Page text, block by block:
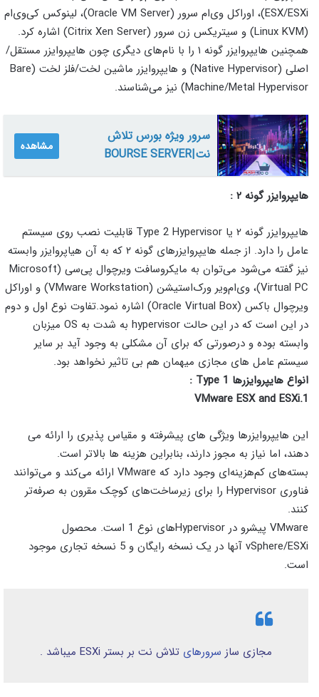
ESX/ESXi)، اوراکل وی‌ام سرور (Oracle VM Server)، لینوکس کی‌وی‌ام
(Linux KVM) و سیتریکس زن سرور (Citrix Xen Server) اشاره کرد.
همچنین هایپروایزر گونه ۱ را با نام‌های دیگری چون هایپروایزر مستقل/
اصلی (Native Hypervisor) و هایپروایزر ماشین لخت/فلز لخت (Bare
Machine/Metal Hypervisor) نیز می‌شناسند.
سرور ویژه بورس تلاش
نت|BOURSE SERVER
مشاهده
هایپروایزر گونه ۲ :
هایپروایزر گونه ۲ یا Type 2 Hypervisor قابلیت نصب روی سیستم
عامل را دارد. از جمله هایپروایزرهای گونه ۲ که به آن هیاپروایزر وابسته
نیز گفته می‌شود می‌توان به مایکروسافت ویرچوال پی‌سی (Microsoft
Virtual PC)، وی‌ام‌ویر ورک‌استیشن (VMware Workstation) و اوراکل
ویرچوال باکس (Oracle Virtual Box) اشاره نمود.تفاوت نوع اول و دوم
در این است که در این حالت hypervisor به شدت به OS میزبان
وابسته بوده و درصورتی که برای آن مشکلی به وجود آید بر سایر
سیستم عامل های مجازی میهمان هم بی تاثیر نخواهد بود.
انواع هایپروایزرها Type 1 :
1.VMware ESX and ESXi
این هایپروایزرها ویژگی های پیشرفته و مقیاس پذیری را ارائه می
دهند، اما نیاز به مجوز دارند، بنابراین هزینه ها بالاتر است.
بسته‌های کم‌هزینه‌ای وجود دارد که VMware ارائه می‌کند و می‌توانند
فناوری Hypervisor را برای زیرساخت‌های کوچک مقرون به صرفه‌تر
کنند.
VMware پیشرو در Hypervisorهای نوع 1 است. محصول
vSphere/ESXi آنها در یک نسخه رایگان و 5 نسخه تجاری موجود
است.
مجازی ساز سرورهای تلاش نت بر بستر ESXi میباشد .